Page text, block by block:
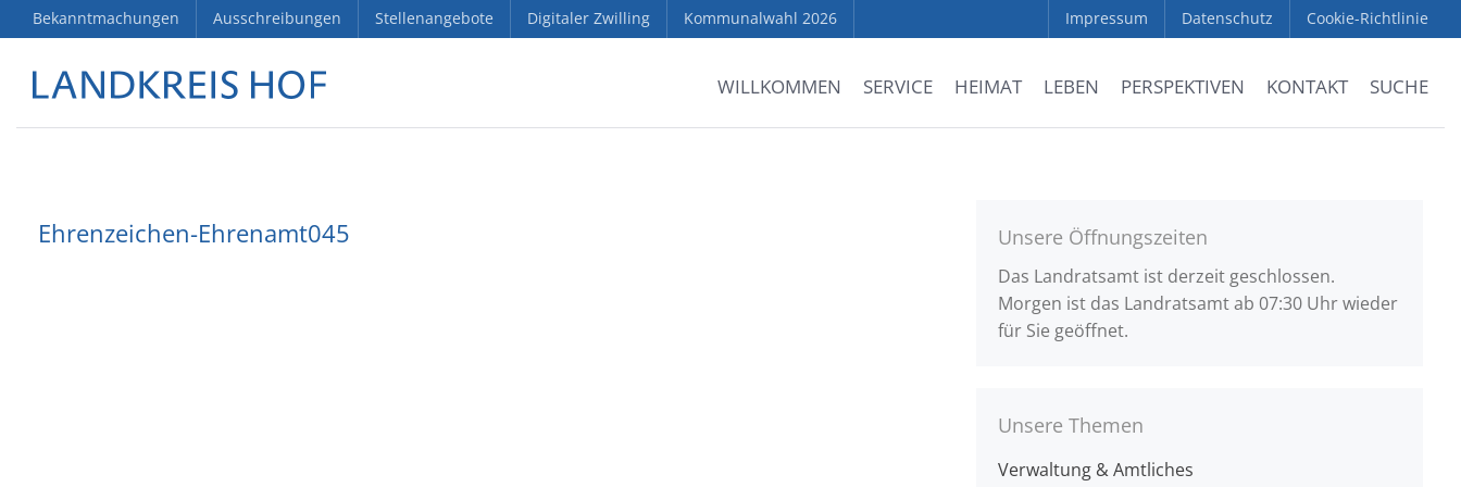
Bekanntmachungen Ausschreibungen Stellenangebote Digitaler Zwilling Kommunalwahl 2026 Impressum Datenschutz Cookie-Richtlinie
WILLKOMMEN SERVICE HEIMAT LEBEN PERSPEKTIVEN KONTAKT SUCHE
Ehrenzeichen-Ehrenamt045 Unsere Öffnungszeiten
Das Landratsamt ist derzeit geschlossen.
Morgen ist das Landratsamt ab 07:30 Uhr wieder
für Sie geöffnet.
Unsere Themen
Verwaltung & Amtliches